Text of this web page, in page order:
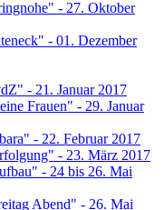
- 27. Oktober
- 01. Dezember
- 21. Januar 2017
Frauen" - 29. Januar
- 22. Februar 2017
- 23. März 2017
- 24 bis 26. Mai
Abend" - 26. Mai